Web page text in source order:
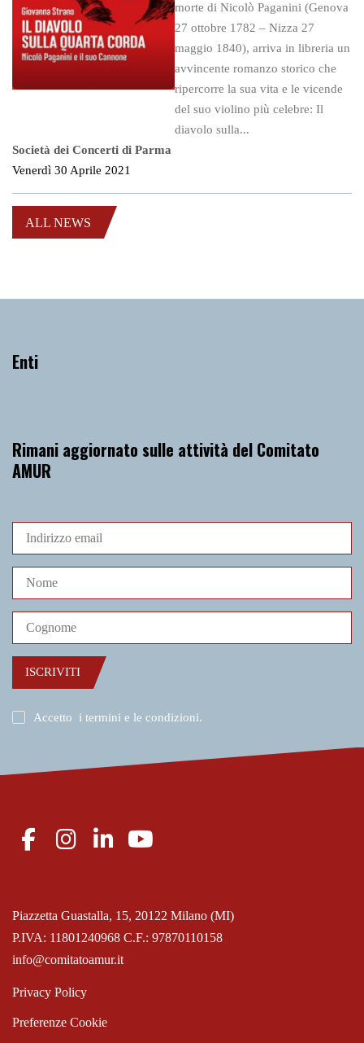
morte di Nicolò Paganini (Genova
27 ottobre 1782 – Nizza 27
maggio 1840), arriva in libreria un
avvincente romanzo storico che
ripercorre la sua vita e le vicende
del suo violino più celebre: Il
diavolo sulla...
Società dei Concerti di Parma
Venerdì 30 Aprile 2021
ALL NEWS
Enti
Rimani aggiornato sulle attività del Comitato
AMUR
ISCRIVITI
Accetto i termini e le condizioni.
P.IVA: 11801240968 C.F.: 97870110158
Piazzetta Guastalla, 15, 20122 Milano (MI)
info@comitatoamur.it
Privacy Policy
Preferenze Cookie